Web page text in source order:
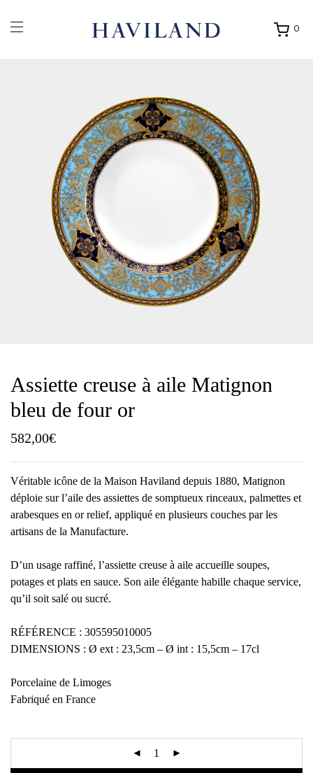
0
Ouvrir
Assiette creuse à aile Matignon
bleu de four or
582,00€
Véritable icône de la Maison Haviland depuis 1880, Matignon
déploie sur l’aile des assiettes de somptueux rinceaux, palmettes et
arabesques en or relief, appliqué en plusieurs couches par les
artisans de la Manufacture.
D’un usage raffiné, l’assiette creuse à aile accueille soupes,
potages et plats en sauce. Son aile élégante habille chaque service,
qu’il soit salé ou sucré.
RÉFÉRENCE : 305595010005
DIMENSIONS : Ø ext : 23,5cm – Ø int : 15,5cm – 17cl
Porcelaine de Limoges
Fabriqué en France